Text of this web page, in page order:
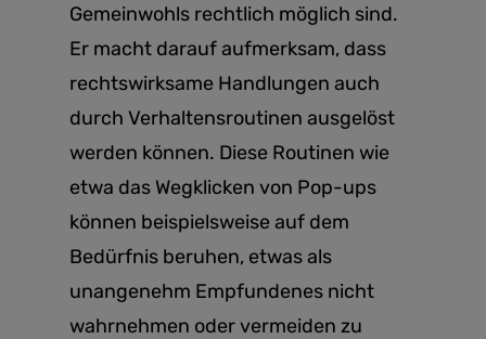
Gemeinwohls rechtlich möglich sind.
Er macht darauf aufmerksam, dass
rechtswirksame Handlungen auch
durch Verhaltensroutinen ausgelöst
werden können. Diese Routinen wie
etwa das Wegklicken von Pop-ups
können beispielsweise auf dem
Bedürfnis beruhen, etwas als
unangenehm Empfundenes nicht
wahrnehmen oder vermeiden zu